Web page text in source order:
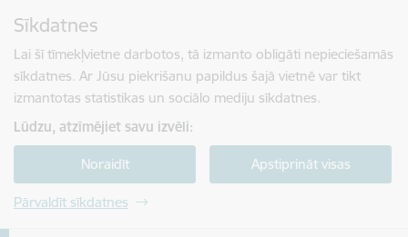
Sīkdatnes
Lai šī tīmekļvietne darbotos, tā izmanto obligāti nepieciešamās
sīkdatnes. Ar Jūsu piekrišanu papildus šajā vietnē var tikt
izmantotas statistikas un sociālo mediju sīkdatnes.
Lūdzu, atzīmējiet savu izvēli:
Noraidīt Apstiprināt visas
Pārvaldīt sīkdatnes